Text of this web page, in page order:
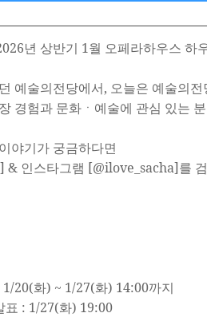
년 상반기 1월 오페라하우스 하
예술의전당에서, 오늘은 예술의
경험과 문화ㆍ예술에 관심 있는
야기가 궁금하다면
& 인스타그램 [@ilove_sacha]를
20(화) ~ 1/27(화) 14:00까지
표 : 1/27(화) 19:00